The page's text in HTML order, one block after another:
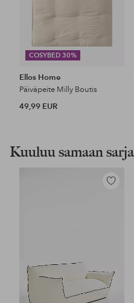
COSYBED 30%
Ellos Home
Päiväpeite Milly Boutis
49,99 EUR
Kuuluu samaan
Lisää